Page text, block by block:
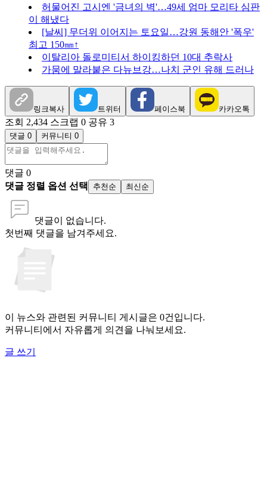
허물어진 고시엔 '금녀의 벽'…49세 엄마 모리타 심판
이 해냈다
[날씨] 무더위 이어지는 토요일…강원 동해안 '폭우'
최고 150㎜↑
이탈리아 돌로미티서 하이킹하던 10대 추락사
가뭄에 말라붙은 다뉴브강…나치 군인 유해 드러나
링크복사 트위터 페이스북 카카오톡
조회 2,434 스크랩 0 공유 3
댓글 0 커뮤니티 0
댓글 0
댓글 정렬 옵션 선택
추천순 최신순
댓글이 없습니다.
첫번째 댓글을 남겨주세요.
이 뉴스와 관련된 커뮤니티 게시글은 0건입니다.
커뮤니티에서 자유롭게 의견을 나눠보세요.
글 쓰기